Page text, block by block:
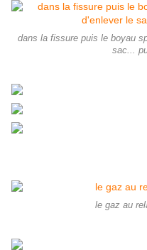
dans la fissure puis le boyau
sac...
le gaz au